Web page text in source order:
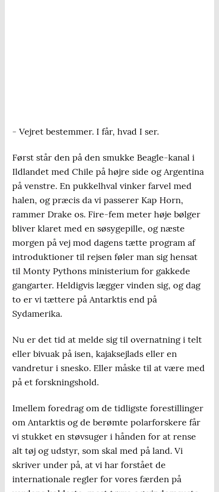
- Vejret bestemmer. I får, hvad I ser.
Først står den på den smukke Beagle-kanal i
Ildlandet med Chile på højre side og Argentina
på venstre. En pukkelhval vinker farvel med
halen, og præcis da vi passerer Kap Horn,
rammer Drake os. Fire-fem meter høje bølger
bliver klaret med en søsygepille, og næste
morgen på vej mod dagens tætte program af
introduktioner til rejsen føler man sig hensat
til Monty Pythons ministerium for gakkede
gangarter. Heldigvis lægger vinden sig, og dag
to er vi tættere på Antarktis end på
Sydamerika.
Nu er det tid at melde sig til overnatning i telt
eller bivuak på isen, kajaksejlads eller en
vandretur i snesko. Eller måske til at være med
på et forskningshold.
Imellem foredrag om de tidligste forestillinger
om Antarktis og de berømte polarforskere får
vi stukket en støvsuger i hånden for at rense
alt tøj og udstyr, som skal med på land. Vi
skriver under på, at vi har forstået de
internationale regler for vores færden på